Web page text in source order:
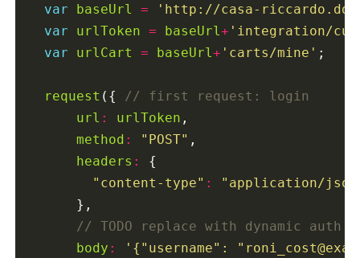
var baseUrl =
'http://casa-
var
urlToken = baseUrl + 'integration/
var
urlCart = baseUrl + 'carts/mine' ;
request ({
url : urlToken ,
method : "POST" ,
headers :
{
"content-type" :
"application/
      },
body :
'{"username":